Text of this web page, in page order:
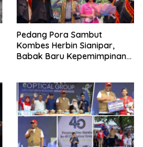
Pedang Pora Sambut
Kombes Herbin Sianipar,
Babak Baru Kepemimpinan